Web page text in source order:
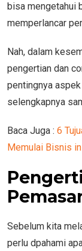
bisa mengetahui
memperlancar
Nah, dalam
pengertian dan
pentingnya
selengkapnya
Baca Juga : 6
Memulai Bisnis
Sebelum kita
perlu dpahami